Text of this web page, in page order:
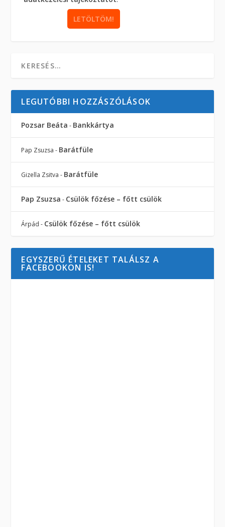
LEGUTÓBBI HOZZÁSZÓLÁSOK
Pozsar Beáta - Bankkártya
Pap Zsuzsa - Barátfüle
Gizella Zsitva - Barátfüle
Pap Zsuzsa - Csülök főzése – főtt csülök
Árpád - Csülök főzése – főtt csülök
EGYSZERŰ ÉTELEKET TALÁLSZ A
FACEBOOKON IS!